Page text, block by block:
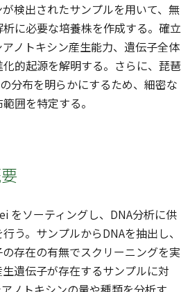
検出されたサンプルを用いて、無
に必要な培養株を作成する。確立
ノトキシン産生能力、遺伝子全体
的起源を解明する。さらに、琵琶
分布を明らかにするため、細密な
囲を特定する。
をソーティングし、DNA分析に供
う。サンプルからDNAを抽出し、
存在の有無でスクリーニングを実
遺伝子が存在するサンプルに対